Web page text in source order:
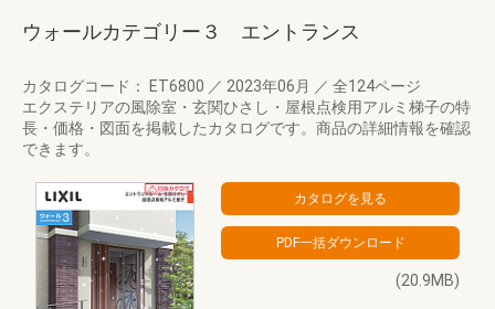
ウォールカテゴリー３ エントランス
カタログコード： ET6800 ／ 2023年06月 ／ 全124ページ
エクステリアの風除室・玄関ひさし・屋根点検用アルミ梯子の特
長・価格・図面を掲載したカタログです。商品の詳細情報を確認
できます。
(20.9MB)